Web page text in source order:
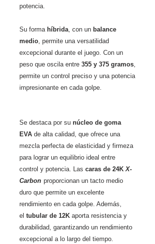
potencia.
Su forma híbrida, con un balance
medio, permite una versatilidad
excepcional durante el juego. Con un
peso que oscila entre 355 y 375 gramos,
permite un control preciso y una potencia
impresionante en cada golpe.
Se destaca por su núcleo de goma
EVA de alta calidad, que ofrece una
mezcla perfecta de elasticidad y firmeza
para lograr un equilibrio ideal entre
control y potencia. Las caras de 24KX-
Carbon proporcionan un tacto medio
duro que permite un excelente
rendimiento en cada golpe. Además,
el tubular de 12K aporta resistencia y
durabilidad, garantizando un rendimiento
excepcional a lo largo del tiempo.